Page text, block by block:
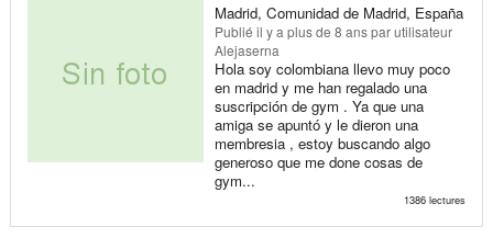
Madrid, Comunidad de Madrid, España
Publié il y a plus de 8 anspar utilisateur
Alejaserna
Hola soy colombiana llevo muy poco
en madrid y me han regalado una
suscripción de gym . Ya que una
amiga se apuntó y le dieron una
membresia , estoy buscando algo
generoso que me done cosas de
gym...
1386 lectures